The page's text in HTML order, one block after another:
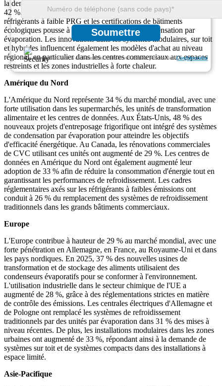
Soumettre
Nous garantissons la confidentialité totale de vos données personnelles.Confidentialité
la demande totale du système, tandis que la climatisation représente
42 %. Dans toutes les régions, la préférence croissante pour les
réfrigérants à faible PRG et les certifications de bâtiments
écologiques pousse à l’adoption d’unités de condensation par
évaporation. Les innovations dans les systèmes modulaires, sur toit
et hybrides influencent également les modèles d'achat au niveau
régional, en particulier dans les centres commerciaux aux espaces
restreints et les zones industrielles à forte chaleur.
Amérique du Nord
L'Amérique du Nord représente 34 % du marché mondial, avec une
forte utilisation dans les supermarchés, les unités de transformation
alimentaire et les centres de données. Aux États-Unis, 48 ​​% des
nouveaux projets d'entreposage frigorifique ont intégré des systèmes
de condensation par évaporation pour atteindre les objectifs
d'efficacité énergétique. Au Canada, les rénovations commerciales
de CVC utilisant ces unités ont augmenté de 29 %. Les centres de
données en Amérique du Nord ont également augmenté leur
adoption de 33 % afin de réduire la consommation d'énergie tout en
garantissant les performances de refroidissement. Les cadres
réglementaires axés sur les réfrigérants à faibles émissions ont
conduit à 26 % du remplacement des systèmes de refroidissement
traditionnels dans les grands bâtiments commerciaux.
Europe
L'Europe contribue à hauteur de 29 % au marché mondial, avec une
forte pénétration en Allemagne, en France, au Royaume-Uni et dans
les pays nordiques. En 2025, 37 % des nouvelles usines de
transformation et de stockage des aliments utilisaient des
condenseurs évaporatifs pour se conformer à l'environnement.
L'utilisation industrielle dans le secteur chimique de l'UE a
augmenté de 28 %, grâce à des réglementations strictes en matière
de contrôle des émissions. Les centrales électriques d'Allemagne et
de Pologne ont remplacé les systèmes de refroidissement
traditionnels par des unités par évaporation dans 31 % des mises à
niveau récentes. De plus, les installations modulaires dans les zones
urbaines ont augmenté de 33 %, répondant ainsi à la demande de
systèmes sur toit et de systèmes compacts dans des installations à
espace limité.
Asie-Pacifique